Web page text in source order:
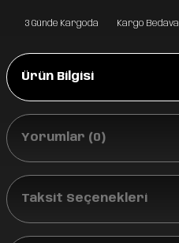
3 Günde Kargoda Kargo Bedava
Ürün Bilgisi
Yorumlar (0)
Taksit Seçenekleri